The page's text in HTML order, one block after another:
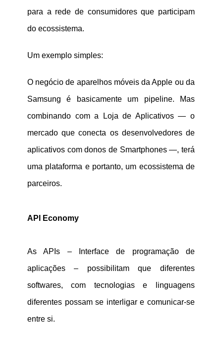
para a rede de consumidores que participam
do ecossistema.
Um exemplo simples:
O negócio de aparelhos móveis da Apple ou da
Samsung é basicamente um pipeline. Mas
combinando com a Loja de Aplicativos — o
mercado que conecta os desenvolvedores de
aplicativos com donos de Smartphones —, terá
uma plataforma e portanto, um ecossistema de
parceiros.
API Economy
As APIs – Interface de programação de
aplicações – possibilitam que diferentes
softwares, com tecnologias e linguagens
diferentes possam se interligar e comunicar-se
entre si.